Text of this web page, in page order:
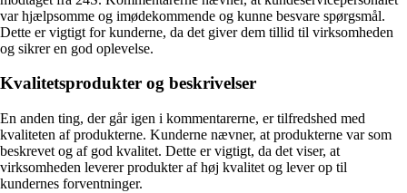
var hjælpsomme og imødekommende og kunne besvare spørgsmål.
Dette er vigtigt for kunderne, da det giver dem tillid til virksomheden
og sikrer en god oplevelse.
Kvalitetsprodukter og beskrivelser
En anden ting, der går igen i kommentarerne, er tilfredshed med
kvaliteten af produkterne. Kunderne nævner, at produkterne var som
beskrevet og af god kvalitet. Dette er vigtigt, da det viser, at
virksomheden leverer produkter af høj kvalitet og lever op til
kundernes forventninger.